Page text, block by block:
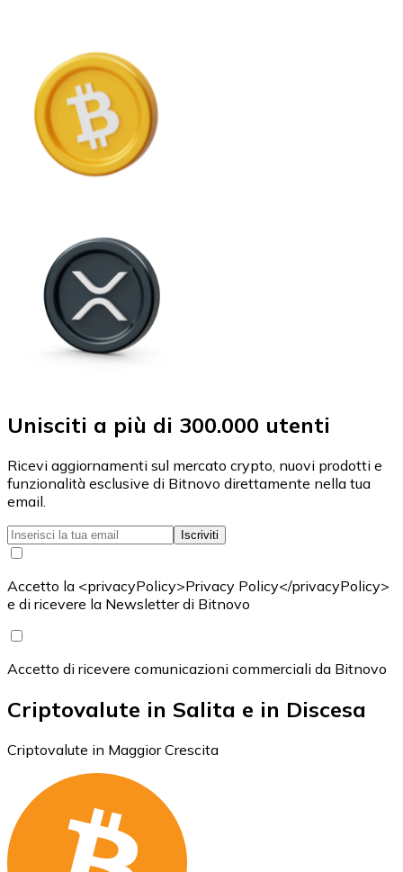
Unisciti a più di 300.000 utenti
Ricevi aggiornamenti sul mercato crypto, nuovi prodotti e
funzionalità esclusive di Bitnovo direttamente nella tua
email.
Iscriviti
Accetto la <privacyPolicy>Privacy Policy</privacyPolicy>
e di ricevere la Newsletter di Bitnovo
Accetto di ricevere comunicazioni commerciali da Bitnovo
Criptovalute in Salita e in Discesa
Criptovalute in Maggior Crescita